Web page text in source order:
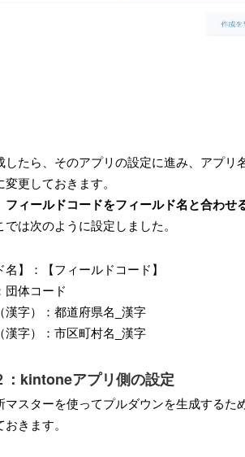
したら、そのアプリの設定に進み、アプリ
変更しておきます。
フィールドコードをフィールド名と合わせ
では次のように設定しました。
名】：【フィールドコード】
団体コード
漢字）：都道府県名_漢字
漢字）：市区町村名_漢字
：kintoneアプリ側の設定
マスターを使ってプルダウンを生成するた
おきます。